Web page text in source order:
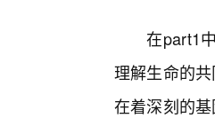
在part1
理解生命的
在着深刻的